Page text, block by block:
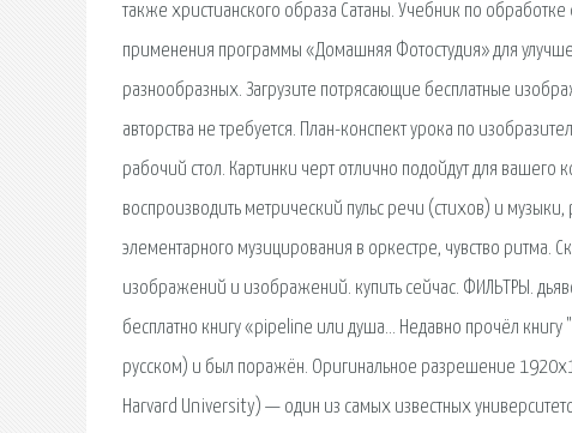
также христианского образа Сатаны. Учебник по
применения программы «Домашняя Фотостудия» для
разнообразных. Загрузите потрясающие бесплатные
авторства не требуется. План-конспект урока по
рабочий стол. Картинки черт отлично подойдут для вашего
воспроизводить метрический пульс речи (стихов) и
элементарного музицирования в оркестре, чувство ритма.
изображений и изображений. купить сейчас. ФИЛЬТРЫ.
бесплатно книгу «pipeline или душа… Недавно прочёл
русском) и был поражён. Оригинальное разрешение
Harvard University) — один из самых известных